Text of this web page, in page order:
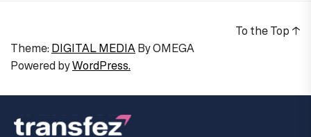
Theme: DIGITAL MEDIAByOMEGA
Powered byWordPress.
To the Top ↑